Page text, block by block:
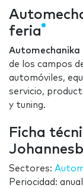
feria
Automechanika
de los campos
automóviles,
servicio,
y tuning.
Ficha
Sectores:
Periocidad: anual